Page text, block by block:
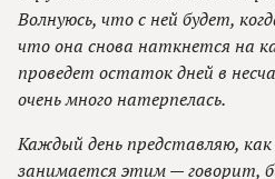
Волнуюсь, что с ней будет,
что она снова наткнется на
проведет остаток дней в
очень много натерпелась.
Каждый день представляю,
занимается этим — говорит,